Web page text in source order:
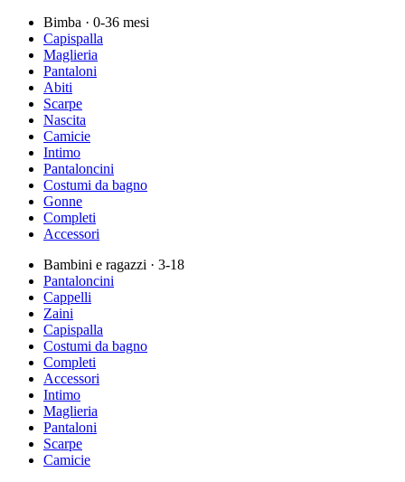
Bimba · 0-36 mesi
Capispalla
Maglieria
Pantaloni
Abiti
Scarpe
Nascita
Camicie
Intimo
Pantaloncini
Costumi da bagno
Gonne
Completi
Accessori
Bambini e ragazzi · 3-18
Pantaloncini
Cappelli
Zaini
Capispalla
Costumi da bagno
Completi
Accessori
Intimo
Maglieria
Pantaloni
Scarpe
Camicie